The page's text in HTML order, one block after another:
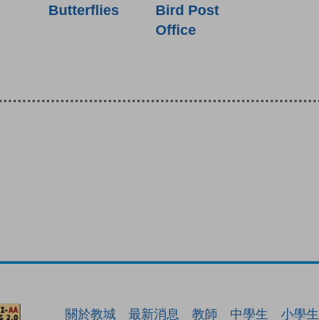
Butterflies
Bird Post
Office
關於教城 最新消息 教師 中學生 小學生